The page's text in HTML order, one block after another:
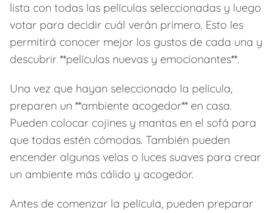
lista con todas las películas seleccionadas y luego
votar para decidir cuál verán primero. Esto les
permitirá conocer mejor los gustos de cada una y
descubrir **películas nuevas y emocionantes**.
Una vez que hayan seleccionado la película,
preparen un **ambiente acogedor** en casa.
Pueden colocar cojines y mantas en el sofá para
que todas estén cómodas. También pueden
encender algunas velas o luces suaves para crear
un ambiente más cálido y acogedor.
Antes de comenzar la película, pueden preparar